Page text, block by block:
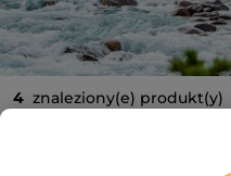
4 znaleziony(e) produkt(y)